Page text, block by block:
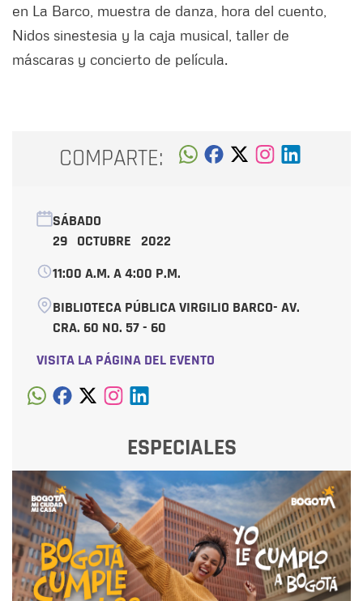
en La Barco, muestra de danza, hora del cuento,
Nidos sinestesia y la caja musical, taller de
máscaras y concierto de película.
COMPARTE:
SÁBADO
29 OCTUBRE 2022
11:00 A.M. A 4:00 P.M.
BIBLIOTECA PÚBLICA VIRGILIO BARCO- AV.
CRA. 60 NO. 57 - 60
VISITA LA PÁGINA DEL EVENTO
ESPECIALES